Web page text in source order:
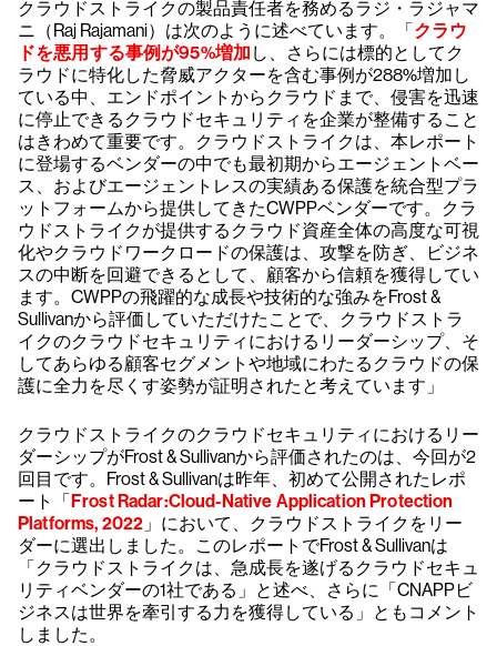
クラウドストライクの製品責任者を務めるラジ・ラジャマ
ニ（Raj Rajamani）は次のように述べています。「クラウ
ドを悪用する事例が95%増加 し、さらには標的としてク
ラウドに特化した脅威アクターを含む事例が288%増加し
ている中、エンドポイントからクラウドまで、侵害を迅速
に停止できるクラウドセキュリティを企業が整備すること
はきわめて重要です。クラウドストライクは、本レポート
に登場するベンダーの中でも最初期からエージェントベー
ス、およびエージェントレスの実績ある保護を統合型プラ
ットフォームから提供してきたCWPPベンダーです。クラ
ウドストライクが提供するクラウド資産全体の高度な可視
化やクラウドワークロードの保護は、攻撃を防ぎ、ビジネ
スの中断を回避できるとして、顧客から信頼を獲得してい
ます。CWPPの飛躍的な成長や技術的な強みをFrost &
Sullivanから評価していただけたことで、クラウドストラ
イクのクラウドセキュリティにおけるリーダーシップ、そ
してあらゆる顧客セグメントや地域にわたるクラウドの保
護に全力を尽くす姿勢が証明されたと考えています」
クラウドストライクのクラウドセキュリティにおけるリー
ダーシップがFrost & Sullivanから評価されたのは、今回が2
回目です。Frost & Sullivanは昨年、初めて公開されたレポ
ート「Frost Radar:Cloud-Native Application Protection
Platforms, 2022 」において、クラウドストライクをリー
ダーに選出しました。このレポートでFrost & Sullivanは
「クラウドストライクは、急成長を遂げるクラウドセキュ
リティベンダーの1社である」と述べ、さらに「CNAPPビ
ジネスは世界を牽引する力を獲得している」ともコメント
しました。